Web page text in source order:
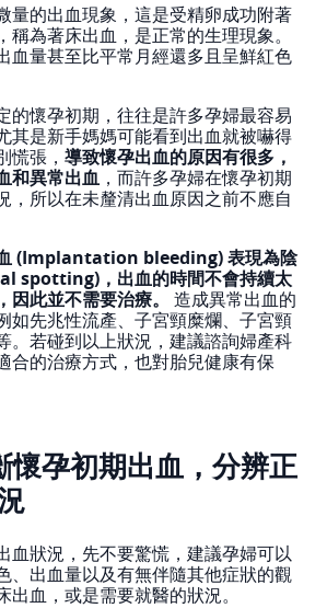
量的出血現象，這是受精卵成功附著
稱為著床出血，是正常的生理現象。
血量甚至比平常月經還多且呈鮮紅色
的懷孕初期，往往是許多孕婦最容易
其是新手媽媽可能看到出血就被嚇得
慌張， 導致懷孕出血的原因有很多，
和異常出血 ，而許多孕婦在懷孕初期
，所以在未釐清出血原因之前不應自
(Implantation bleeding) 表現為陰
spotting)，出血的時間不會持續太
此並不需要治療。
造成異常出血的
如先兆性流產、子宮頸糜爛、子宮頸
。若碰到以上狀況，建議諮詢婦產科
合的治療方式，也對胎兒健康有保
懷孕初期出血，分辨正
血狀況，先不要驚慌，建議孕婦可以
、出血量以及有無伴隨其他症狀的觀
血，或是需要就醫的狀況。